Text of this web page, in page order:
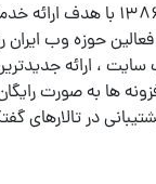
پرشین اسکریپت در سال ۱۳۸۶ با
حوزه وب ایران
، ارائه
ها به صورت
در تالارهای